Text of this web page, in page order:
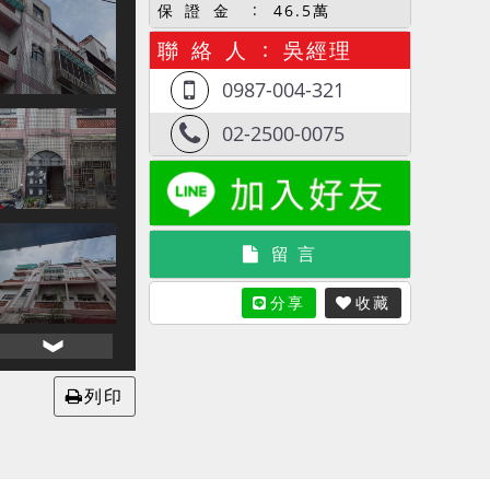
列印
保 證 金 46.5萬
聯 絡 人 吳經理
0987-004-321
02-2500-0075
留 言
分享 收藏